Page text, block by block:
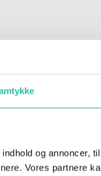
og annoncer,
Vores partnere